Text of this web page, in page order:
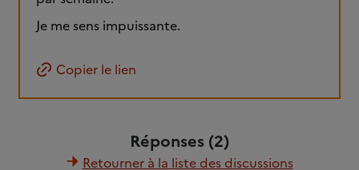
Je me sens impuissante.
Copier le lien
Réponses (2)
Retourner à la liste des discussions